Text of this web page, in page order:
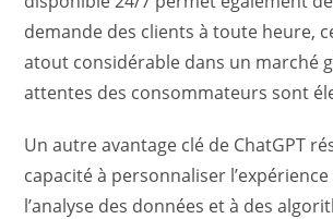
demande des clients à toute heure,
atout considérable dans un marché
attentes des consommateurs sont
Un autre avantage clé de ChatGPT
capacité à personnaliser
l’analyse des données et à des